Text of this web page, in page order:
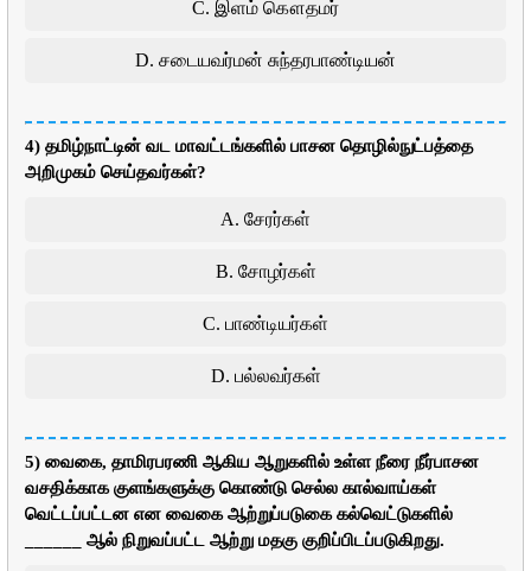
C. இளம் கௌதமர்
D. சடையவர்மன் சுந்தரபாண்டியன்
4) தமிழ்நாட்டின் வட மாவட்டங்களில் பாசன தொழில்நுட்பத்தை
அறிமுகம் செய்தவர்கள்?
A. சேரர்கள்
B. சோழர்கள்
C. பாண்டியர்கள்
D. பல்லவர்கள்
5) வைகை, தாமிரபரணி ஆகிய ஆறுகளில் உள்ள நீரை நீர்பாசன
வசதிக்காக குளங்களுக்கு கொண்டு செல்ல கால்வாய்கள்
வெட்டப்பட்டன என வைகை ஆற்றுப்படுகை கல்வெட்டுகளில்
______ ஆல் நிறுவப்பட்ட ஆற்று மதகு குறிப்பிடப்படுகிறது.